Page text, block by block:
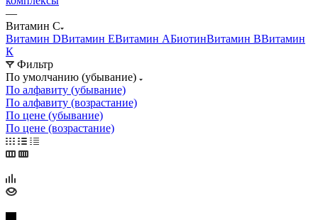
—
Витамин C
Витамин DВитамин EВитамин АБиотинВитамин ВВитамин
К
Фильтр
По умолчанию (убывание)
По алфавиту (убывание)
По алфавиту (возрастание)
По цене (убывание)
По цене (возрастание)